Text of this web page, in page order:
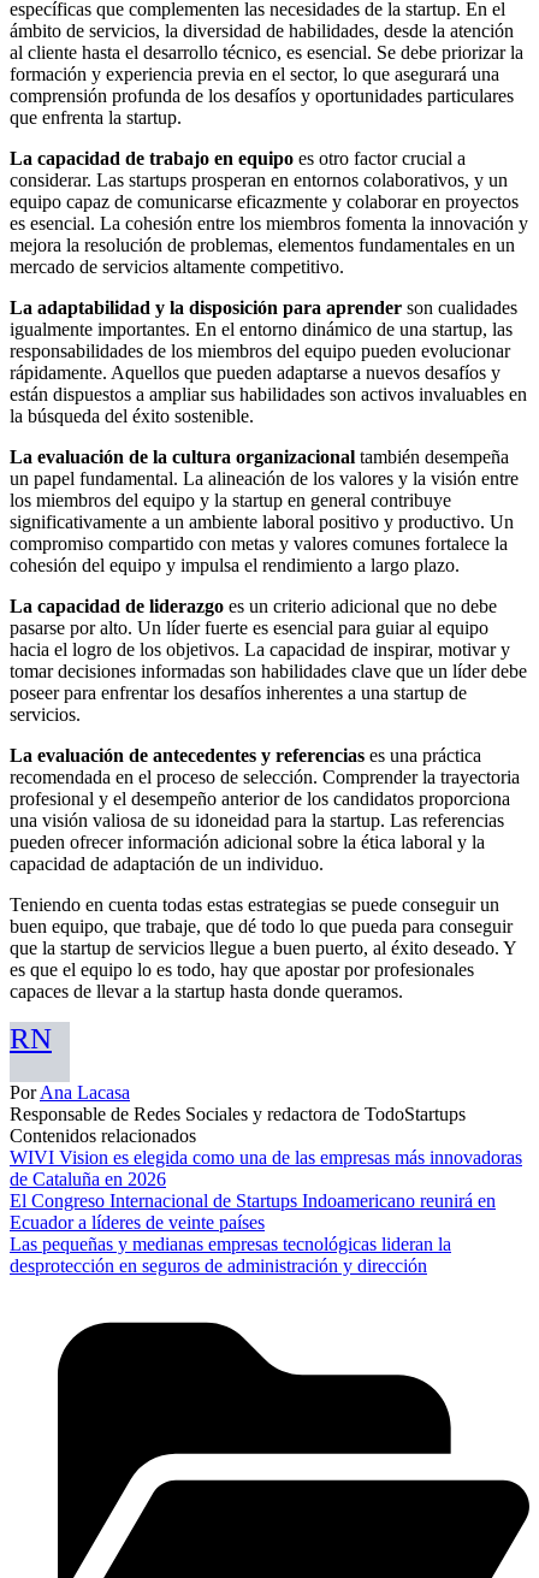
específicas que complementen las necesidades de la startup. En el
ámbito de servicios, la diversidad de habilidades, desde la atención
al cliente hasta el desarrollo técnico, es esencial. Se debe priorizar la
formación y experiencia previa en el sector, lo que asegurará una
comprensión profunda de los desafíos y oportunidades particulares
que enfrenta la startup.
La capacidad de trabajo en equipo es otro factor crucial a
considerar. Las startups prosperan en entornos colaborativos, y un
equipo capaz de comunicarse eficazmente y colaborar en proyectos
es esencial. La cohesión entre los miembros fomenta la innovación y
mejora la resolución de problemas, elementos fundamentales en un
mercado de servicios altamente competitivo.
La adaptabilidad y la disposición para aprender son cualidades
igualmente importantes. En el entorno dinámico de una startup, las
responsabilidades de los miembros del equipo pueden evolucionar
rápidamente. Aquellos que pueden adaptarse a nuevos desafíos y
están dispuestos a ampliar sus habilidades son activos invaluables en
la búsqueda del éxito sostenible.
La evaluación de la cultura organizacional también desempeña
un papel fundamental. La alineación de los valores y la visión entre
los miembros del equipo y la startup en general contribuye
significativamente a un ambiente laboral positivo y productivo. Un
compromiso compartido con metas y valores comunes fortalece la
cohesión del equipo y impulsa el rendimiento a largo plazo.
La capacidad de liderazgo es un criterio adicional que no debe
pasarse por alto. Un líder fuerte es esencial para guiar al equipo
hacia el logro de los objetivos. La capacidad de inspirar, motivar y
tomar decisiones informadas son habilidades clave que un líder debe
poseer para enfrentar los desafíos inherentes a una startup de
servicios.
La evaluación de antecedentes y referencias es una práctica
recomendada en el proceso de selección. Comprender la trayectoria
profesional y el desempeño anterior de los candidatos proporciona
una visión valiosa de su idoneidad para la startup. Las referencias
pueden ofrecer información adicional sobre la ética laboral y la
capacidad de adaptación de un individuo.
Teniendo en cuenta todas estas estrategias se puede conseguir un
buen equipo, que trabaje, que dé todo lo que pueda para conseguir
que la startup de servicios llegue a buen puerto, al éxito deseado. Y
es que el equipo lo es todo, hay que apostar por profesionales
capaces de llevar a la startup hasta donde queramos.
RN
PorAna Lacasa
Responsable de Redes Sociales y redactora de TodoStartups
Contenidos relacionados
WIVI Vision es elegida como una de las empresas más innovadoras
de Cataluña en 2026
El Congreso Internacional de Startups Indoamericano reunirá en
Ecuador a líderes de veinte países
Las pequeñas y medianas empresas tecnológicas lideran la
desprotección en seguros de administración y dirección